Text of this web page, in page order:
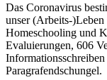
Das Coronavirus
unser (Arbeits-
Homeschooling und
Evaluierungen, 606
Paragrafendschungel.